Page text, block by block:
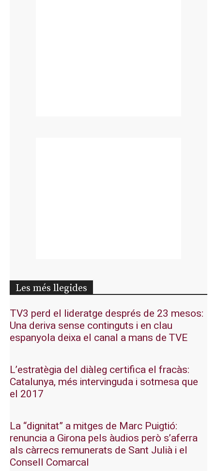
Les més llegides
TV3 perd el lideratge després de 23 mesos:
Una deriva sense continguts i en clau
espanyola deixa el canal a mans de TVE
L’estratègia del diàleg certifica el fracàs:
Catalunya, més intervinguda i sotmesa que
el 2017
La “dignitat” a mitges de Marc Puigtió:
renuncia a Girona pels àudios però s’aferra
als càrrecs remunerats de Sant Julià i el
Consell Comarcal